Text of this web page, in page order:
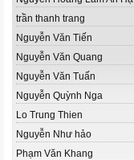
trần thanh trang
Nguyễn Văn Tiến
Nguyễn Văn Quang
Nguyễn Văn Tuấn
Nguyễn Quỳnh Nga
Lo Trung Thien
Nguyễn Như hảo
Phạm Văn Khang